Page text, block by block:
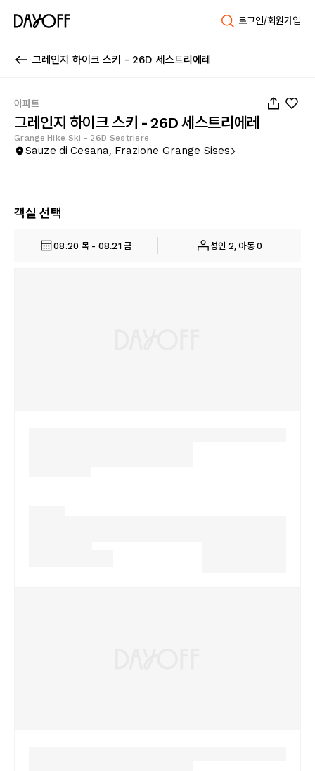
로그인/회원가입
그레인지 하이크 스키 - 26D 세스트리에레
아파트
그레인지 하이크 스키 - 26D 세스트리에레
Grange Hike Ski - 26D Sestriere
Sauze di Cesana, Frazione Grange Sises
객실 선택
08.20 목 - 08.21 금 성인 2, 아동 0